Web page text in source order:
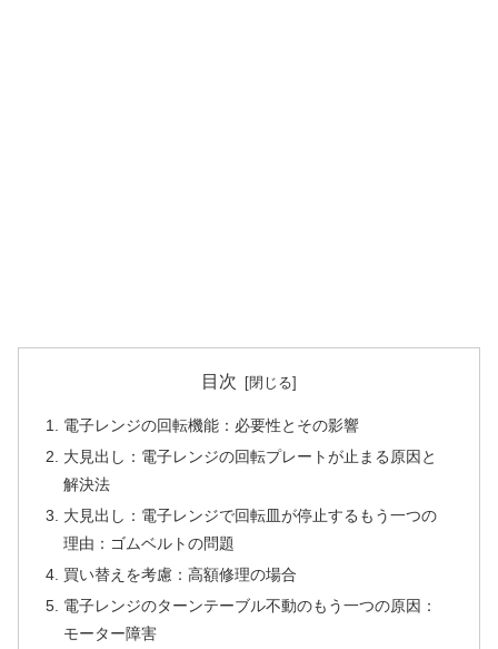
目次
電子レンジの回転機能：必要性とその影響
大見出し：電子レンジの回転プレートが止まる原因と
解決法
大見出し：電子レンジで回転皿が停止するもう一つの
理由：ゴムベルトの問題
買い替えを考慮：高額修理の場合
電子レンジのターンテーブル不動のもう一つの原因：
モーター障害